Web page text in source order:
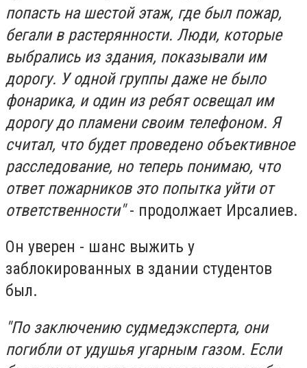
попасть на шестой этаж, где был пожар,
бегали в растерянности. Люди, которые
выбрались из здания, показывали им
дорогу. У одной группы даже не было
фонарика, и один из ребят освещал им
дорогу до пламени своим телефоном. Я
считал, что будет проведено объективное
расследование, но теперь понимаю, что
ответ пожарников это попытка уйти от
ответственности"- продолжает Ирсалиев.
Он уверен - шанс выжить у
заблокированных в здании студентов
был.
"По заключению судмедэксперта, они
погибли от удушья угарным газом. Если